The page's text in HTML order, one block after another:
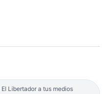
Libertador a tus medios